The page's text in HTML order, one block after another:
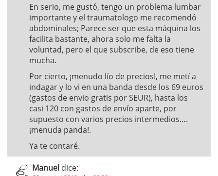
En serio, me gustó, tengo un problema lumbar
importante y el traumatologo me recomendó
abdominales; Parece ser que esta máquina los
facilita bastante, ahora solo me falta la
voluntad, pero el que subscribe, de eso tiene
mucha.
Por cierto, ¡menudo lío de precios!, me metí a
indagar y lo vi en una banda desde los 69 euros
(gastos de envio gratis por SEUR), hasta los
casi 120 con gastos de envío aparte, por
supuesto con varios precios intermedios….
¡menuda panda!.
Ya te contaré.
Manuel dice: